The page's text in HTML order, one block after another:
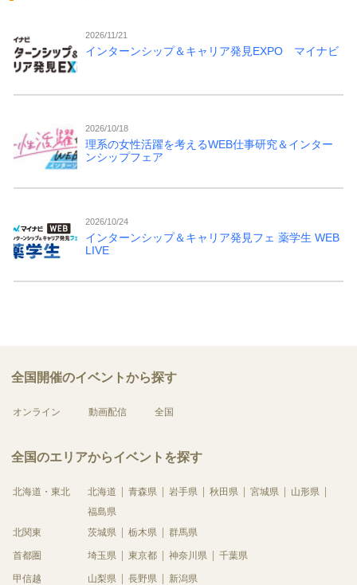
2026/11/21
インターンシップ＆キャリア発見EXPO マイナビ
2026/10/18
理系の女性活躍を考えるWEB仕事研究＆インター
ンシップフェア
2026/10/24
インターンシップ＆キャリア発見フェ 薬学生 WEB
LIVE
全国開催のイベントから探す
オンライン 動画配信 全国
全国のエリアからイベントを探す
北海道・東北 北海道 青森県 岩手県 秋田県 宮城県
山形県
福島県
北関東
茨城県 栃木県 群馬県
首都圏 埼玉県 東京都 神奈川県 千葉県
甲信越 山梨県 長野県 新潟県